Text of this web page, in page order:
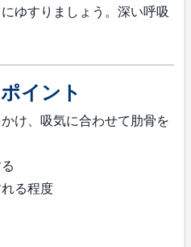
ゆすりましょう。深い呼吸
イント
け、吸気に合わせて肋骨を
る程度